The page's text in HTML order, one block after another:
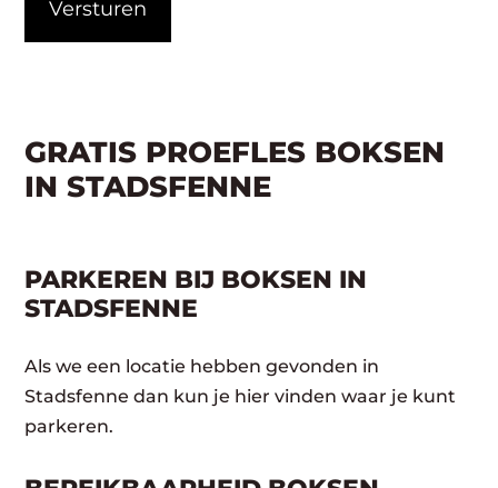
GRATIS PROEFLES BOKSEN
IN STADSFENNE
PARKEREN BIJ BOKSEN IN
STADSFENNE
Als we een locatie hebben gevonden in
Stadsfenne dan kun je hier vinden waar je kunt
parkeren.